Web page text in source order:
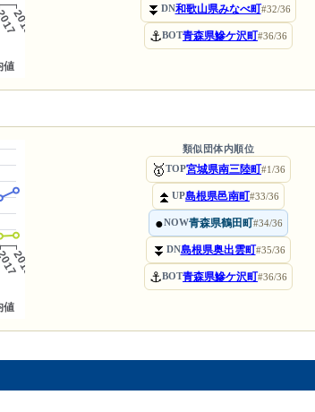
⏬ DN和歌山県みなべ町#32/36
⚓BOT青森県鰺ケ沢町#36/36
類似団体内順位
🥇TOP宮城県南三陸町#1/36
⏫ UP島根県邑南町#33/36
●NOW青森県鶴田町#34/36
⏬ DN島根県奥出雲町#35/36
⚓BOT青森県鰺ケ沢町#36/36